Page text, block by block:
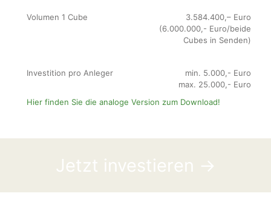
Volumen 1 Cube
3.584.400,– Euro
(6.000.000,- Euro/beide
Cubes in Senden)
Investition pro Anleger
min. 5.000,- Euro
max. 25.000,- Euro
Hier finden Sie die analoge Version zum Download!
Jetzt investieren →